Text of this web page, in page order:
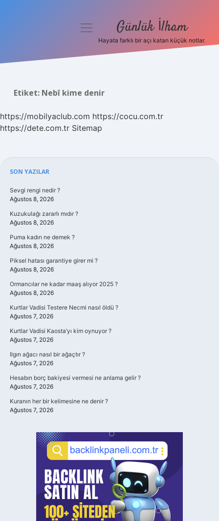
Hakkımızda
menüyü
Günlük İlham
Hayata farklı bir açı katan küçük notlar.
Etiket: Nebî kime denir
https://mobilyaclub.com https://cocu.com.tr
https://dete.com.tr Sitemap
Sidebar
SON YAZILAR
Sevgi rengi nedir ?
Ağustos 8, 2026
Kuzukulağı zararlı mıdır ?
Ağustos 8, 2026
Puma kadın ne demek ?
Ağustos 8, 2026
Piksel hatası garantiye girer mi ?
Ağustos 8, 2026
Ormancılar ne kadar maaş alıyor 2025 ?
Ağustos 8, 2026
Kurtlar Vadisi Testere Necmi nasıl öldü ?
Ağustos 7, 2026
Kurtlar Vadisi Kaosta’yı kim oynuyor ?
Ağustos 7, 2026
Ilgın ağacı nasıl bir ağaçtır ?
Ağustos 7, 2026
Hesabın borç bakiyesi vermesi ne anlama gelir ?
Ağustos 7, 2026
Kuranın her bir kelimesine ne denir ?
Ağustos 7, 2026